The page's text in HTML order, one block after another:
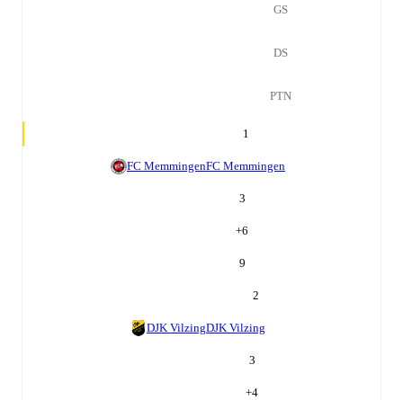
GS
DS
PTN
1
FC MemmingenFC Memmingen
3
+6
9
2
DJK VilzingDJK Vilzing
3
+4